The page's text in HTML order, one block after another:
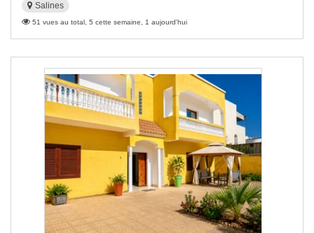
Salines
51 vues au total, 5 cette semaine, 1 aujourd'hui